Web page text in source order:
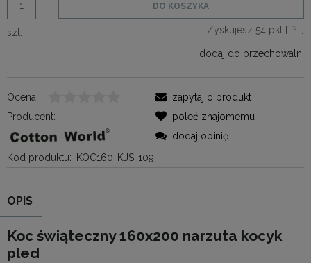
szt.
DO KOSZYKA
Zyskujesz 54 pkt [ ? ]
dodaj do przechowalni
Ocena:
Producent:
Kod produktu: KOC160-KJS-109
zapytaj o produkt
poleć znajomemu
dodaj opinię
OPIS
Koc świąteczny 160x200 narzuta kocyk
pled